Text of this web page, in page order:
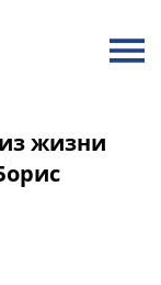
жизни